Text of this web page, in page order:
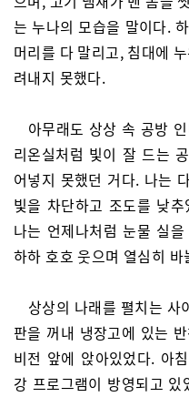
는 누나의 모습을 말이다.
머리를 다 말리고, 침대에
려내지 못했다.
아무래도 상상 속 공방
리온실처럼 빛이 잘 드는
어넣지 못했던 거다. 나는
빛을 차단하고 조도를 낮
나는 언제나처럼 눈물 실
하하 호호 웃으며 열심히 바
상상의 나래를 펼치는 사
판을 꺼내 냉장고에 있는
비전 앞에 앉아있었다. 아
강 프로그램이 방영되고